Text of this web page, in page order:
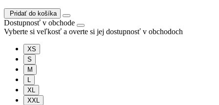
Pridať do košíka
Dostupnosť v obchode
Vyberte si veľkosť a overte si jej dostupnosť v obchodoch
XS
S
M
L
XL
XXL